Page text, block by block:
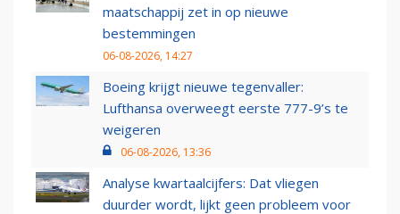
maatschappij zet in op nieuwe
bestemmingen
06-08-2026, 14:27
Boeing krijgt nieuwe tegenvaller:
Lufthansa overweegt eerste 777-9’s te
weigeren
06-08-2026, 13:36
Analyse kwartaalcijfers: Dat vliegen
duurder wordt, lijkt geen probleem voor